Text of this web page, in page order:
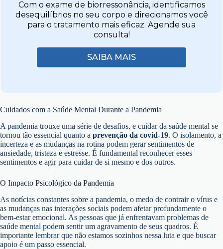
Com o exame de biorressonância, identificamos
desequilíbrios no seu corpo e direcionamos você
para o tratamento mais eficaz. Agende sua
consulta!
SAIBA MAIS
Cuidados com a Saúde Mental Durante a Pandemia
A pandemia trouxe uma série de desafios, e cuidar da saúde mental se
tornou tão essencial quanto a prevenção da covid-19. O isolamento, a
incerteza e as mudanças na rotina podem gerar sentimentos de
ansiedade, tristeza e estresse. É fundamental reconhecer esses
sentimentos e agir para cuidar de si mesmo e dos outros.
O Impacto Psicológico da Pandemia
As notícias constantes sobre a pandemia, o medo de contrair o vírus e
as mudanças nas interações sociais podem afetar profundamente o
bem-estar emocional. As pessoas que já enfrentavam problemas de
saúde mental podem sentir um agravamento de seus quadros. É
importante lembrar que não estamos sozinhos nessa luta e que buscar
apoio é um passo essencial.